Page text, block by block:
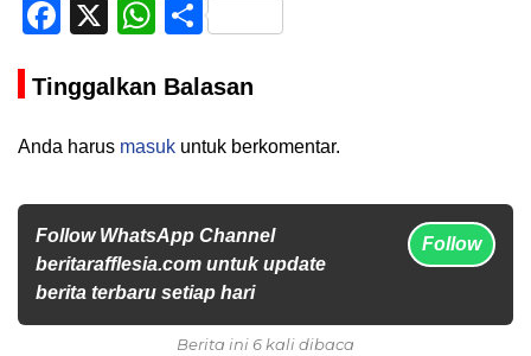
Facebook
X WhatsApp
Share
Tinggalkan Balasan
Anda harus masuk untuk berkomentar.
Follow WhatsApp Channel
beritarafflesia.com untuk update
berita terbaru setiap hari
Follow
Berita ini 6 kali dibaca